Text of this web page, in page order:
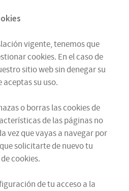
vigente, tenemos que
cookies. En el caso de
sitio web sin denegar su
su uso.
o borras las cookies de
de las páginas no
vez que vayas a navegar por
solicitarte de nuevo tu
cookies.
de tu acceso a la